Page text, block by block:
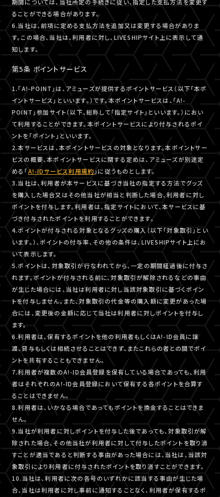
期間については、当社所定の手続きに従い、指定した支払方法を変更す
ることができる場合があります。
6.当社は、前項に定める支払方法を追加又は変更する場合がありま
す。この場合、当社は、利用者に対し、LIVESHIPサイト上に表示して通
知します。
第5条 ポイントサービス
1.「A!-POINT」は、アミューズが提供するポイントサービス（以下「本ポ
イントサービス」といいます。）です。本ポイントサービスは、「A!-
POINT」参加サイト（以下、総称して「指定サイト」といいます。）におい
て利用することができます。本ポイントサービスにより付与されるポイ
ントを「ポイント」といいます。
2.本サービスは、本ポイントサービスの対象となります。本ポイントサー
ビスの概要、本ポイントサービスに関する定めは、アミューズが別途定
める「A!-IDサービス利用規約」に従うものとします。
3.当社は、利用者が本サービスに基づき当社の指定する方法でグッズ
を購入した場合又はその他当社が相当と判断した場合、利用者に対し
ポイントを付与します。利用者は、指定サイトにおいて、本サービスに基
づき付与されたポイントを利用することができます。
4.ポイントが付与される対象となるグッズの購入（以下「対象取引」とい
います。）、ポイントの付与率、その他の条件は、LIVESHIPサイト上にお
いて表示します。
5.ポイントは、対象取引が行なわれてから、一定の期間経過後に付与さ
れます。ポイントが付与される前に、対象取引が解除されるなどの事由
が生じた場合には、当社は利用者に対し当該対象取引に基づくポイン
トを付与しません。また、対象取引の代金等の購入額に変更があった場
合には、変更後の金額に応じて当社は利用者に対しポイントを付与し
ます。
6.利用者は、保有するポイントを他の利用者もしくはA!-ID会員に譲
渡、貸与もしくは相続させることはできず、またこれらの者との間でポイ
ントを共有することもできません。
7.利用者が複数のA!-ID会員登録を保有している場合であっても、利用
者はそれぞれのA!-ID会員登録において保有する各ポイントを合算す
ることはできません。
8.利用者は、いかなる場合であってもポイントを換金することはできま
せん。
9.当社が利用者に対しポイントを付与した後であっても、対象取引が解
除された場合、その他当社が利用者に対して付与したポイントを取り消
すことが適当であると判断する事由があった場合には、当社は、当該対
象取引により利用者に付与されたポイントを取り消すことができます。
10.当社は、利用者に次の各号のいずれかに該当する事由が生じた場
合、当社は利用者に対し事前に通知することなく、利用者が保有するポ